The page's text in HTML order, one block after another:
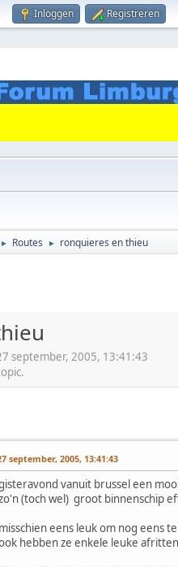
Inloggen Registreren
► Routes ► ronquieres en thieu
september, 2005, 13:41:43
september, 2005, 13:41:43
vanuit brussel een
(toch wel) groot binnenschip
misschien eens leuk om nog eens
hebben ze enkele leuke